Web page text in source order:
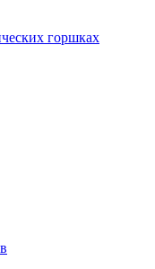
горшках